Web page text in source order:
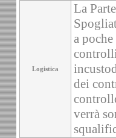
Logistica
La
a
dei
verrà